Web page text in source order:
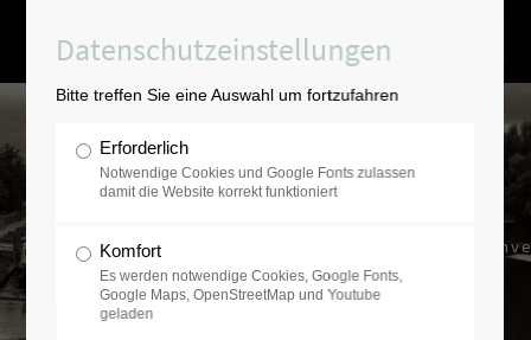
Ausgesucht-verantwortungsvolle
Datenschutzeinstellungen
Bitte treffen Sie eine Auswahl um fortzufahren
Erforderlich
Notwendige Cookies und Google Fonts zulassen
damit die Website korrekt funktioniert
Komfort
Es werden notwendige Cookies, Google Fonts,
Google Maps, OpenStreetMap und Youtube
geladen